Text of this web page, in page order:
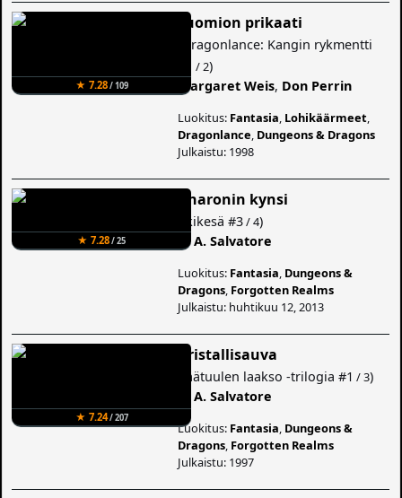
★ 7.28/ 109
Tuomion prikaati
Dragonlance: Kangin rykmentti
/ 2)
Margaret Weis, Don Perrin
Luokitus: Fantasia Lohikäärmeet
Dragonlance Dungeons & Dragons
Julkaistu: 1998
★ 7.28/ 25
Kharonin kynsi
Ikikesä #3/ 4)
R. A. Salvatore
Luokitus: Fantasia Dungeons &
Dragons Forgotten Realms
Julkaistu: huhtikuu 12, 2013
★ 7.24/ 207
Kristallisauva
Jäätuulen laakso -trilogia #1 / 3)
R. A. Salvatore
Luokitus: Fantasia Dungeons &
Dragons Forgotten Realms
Julkaistu: 1997